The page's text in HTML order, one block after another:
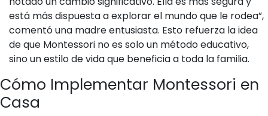
está más dispuesta a explorar el mundo que le rodea”,
comentó una madre entusiasta. Esto refuerza la idea
de que Montessori no es solo un método educativo,
sino un estilo de vida que beneficia a toda la familia.
Cómo Implementar Montessori en
Casa